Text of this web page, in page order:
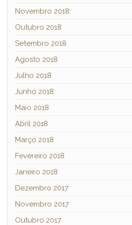
Novembro 2018
Outubro 2018
Setembro 2018
Agosto 2018
Julho 2018
Junho 2018
Maio 2018
Abril 2018
Março 2018
Fevereiro 2018
Janeiro 2018
Dezembro 2017
Novembro 2017
Outubro 2017